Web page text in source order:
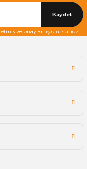
Kaydet
ve onaylamış olursunuz.